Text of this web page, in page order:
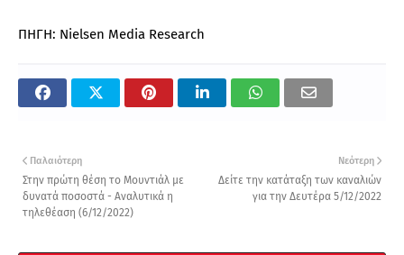
ΠΗΓΗ: Nielsen Media Research
Νεότερη
Δείτε την κατάταξη των καναλιών
για την Δευτέρα 5/12/2022
Παλαιότερη
Στην πρώτη θέση το Μουντιάλ με
δυνατά ποσοστά - Αναλυτικά η
τηλεθέαση (6/12/2022)